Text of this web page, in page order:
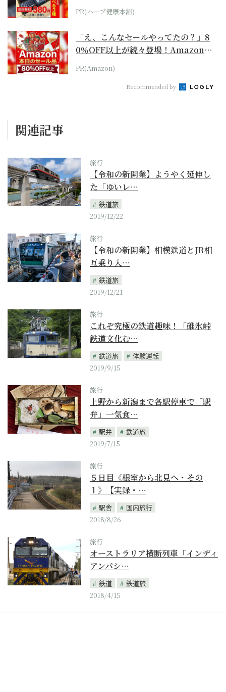
PR(ハーブ健康本舗)
「え、こんなセールやってたの？」8
0％OFF以上が続々登場！Amazonの
本気が...
PR(Amazon)
Recommended by
関連記事
旅行
【令和の新開業】ようやく延伸し
た「ゆいレ…
鉄道旅
2019/12/22
旅行
【令和の新開業】相模鉄道とJR相
互乗り入…
鉄道旅
2019/12/21
旅行
これぞ究極の鉄道趣味！「碓氷峠
鉄道文化む…
鉄道旅
体験運転
2019/9/15
旅行
上野から新潟まで各駅停車で「駅
弁」一気食…
駅弁
鉄道旅
2019/7/15
旅行
５日目《根室から北見へ・その
１》【実録・…
駅舎
国内旅行
2018/8/26
旅行
オーストラリア横断列車「インディ
アンパシ…
鉄道
鉄道旅
2018/4/15